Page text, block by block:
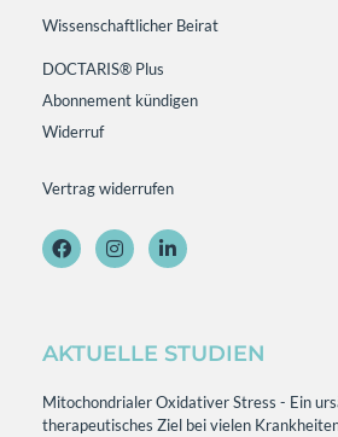
Wissenschaftlicher Beirat
DOCTARIS® Plus
Abonnement kündigen
Widerruf
Vertrag widerrufen
AKTUELLE STUDIEN
Mitochondrialer Oxidativer Stress - Ein
therapeutisches Ziel bei vielen